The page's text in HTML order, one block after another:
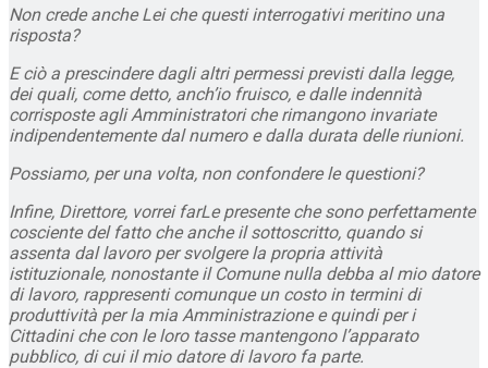
Non crede anche Lei che questi interrogativi meritino una
risposta?
E ciò a prescindere dagli altri permessi previsti dalla legge,
dei quali, come detto, anch’io fruisco, e dalle indennità
corrisposte agli Amministratori che rimangono invariate
indipendentemente dal numero e dalla durata delle riunioni.
Possiamo, per una volta, non confondere le questioni?
Infine, Direttore, vorrei farLe presente che sono perfettamente
cosciente del fatto che anche il sottoscritto, quando si
assenta dal lavoro per svolgere la propria attività
istituzionale, nonostante il Comune nulla debba al mio datore
di lavoro, rappresenti comunque un costo in termini di
produttività per la mia Amministrazione e quindi per i
Cittadini che con le loro tasse mantengono l’apparato
pubblico, di cui il mio datore di lavoro fa parte.